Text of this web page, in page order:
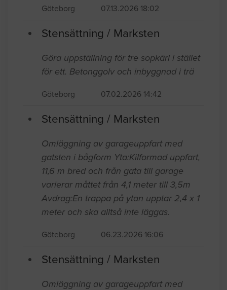
Göteborg 07.13.2026 18:02
Stensättning / Marksten
Göra uppställning för tre sopkärl i stället
för ett. Betonggolv och inbyggnad i trä
Göteborg 07.02.2026 14:42
Stensättning / Marksten
Omläggning av garageuppfart med
gatsten i bågform Yta:Kilformad uppfart,
11,6 m bred och från gata till garage
varierar måttet från 4,1 meter till 3,5m
Avdrag:En trappa på ytan upptar 2,4 x 1
meter och ska alltså inte läggas.
Göteborg 06.23.2026 16:06
Stensättning / Marksten
Omläggning av garageuppfart med